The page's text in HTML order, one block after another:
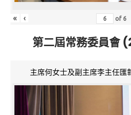
« ‹ of 6
第二屆常務委員會
主席何女士及副主席李主任匯